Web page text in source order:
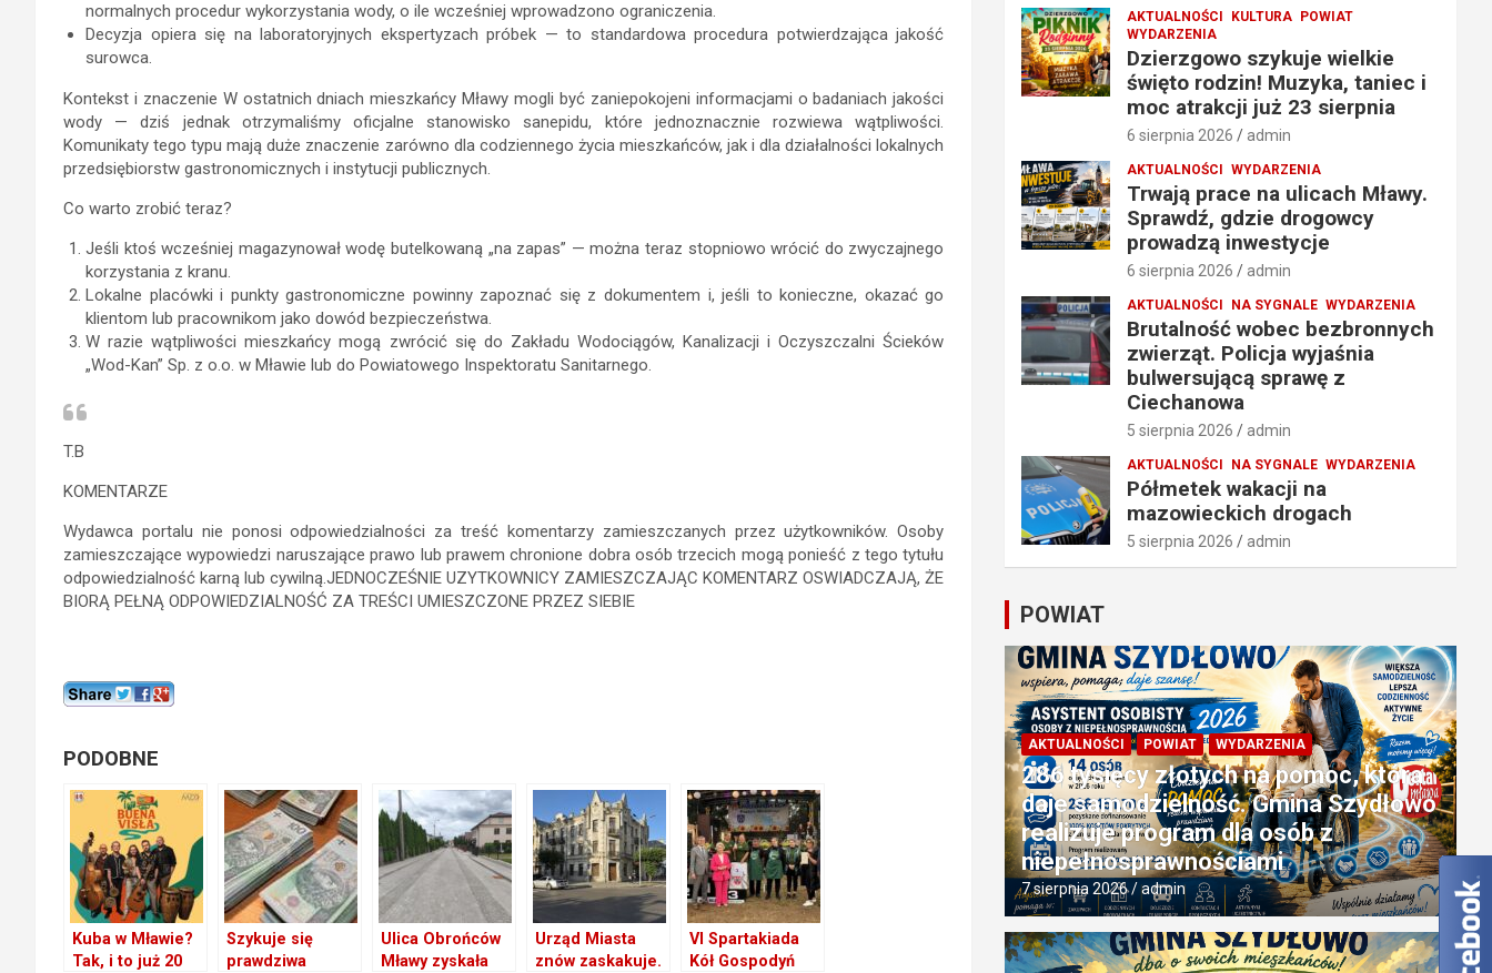
normalnych procedur wykorzystania wody, o ile wcześniej wprowadzono ograniczenia.
Decyzja opiera się na laboratoryjnych ekspertyzach próbek — to standardowa procedura potwierdzająca jakość
surowca.
Kontekst i znaczenie W ostatnich dniach mieszkańcy Mławy mogli być zaniepokojeni informacjami o badaniach jakości
wody — dziś jednak otrzymaliśmy oficjalne stanowisko sanepidu, które jednoznacznie rozwiewa wątpliwości.
Komunikaty tego typu mają duże znaczenie zarówno dla codziennego życia mieszkańców, jak i dla działalności lokalnych
przedsiębiorstw gastronomicznych i instytucji publicznych.
Co warto zrobić teraz?
Jeśli ktoś wcześniej magazynował wodę butelkowaną „na zapas” — można teraz stopniowo wrócić do zwyczajnego
korzystania z kranu.
Lokalne placówki i punkty gastronomiczne powinny zapoznać się z dokumentem i, jeśli to konieczne, okazać go
klientom lub pracownikom jako dowód bezpieczeństwa.
W razie wątpliwości mieszkańcy mogą zwrócić się do Zakładu Wodociągów, Kanalizacji i Oczyszczalni Ścieków
„Wod-Kan” Sp. z o.o. w Mławie lub do Powiatowego Inspektoratu Sanitarnego.
T.B
KOMENTARZE
Wydawca portalu nie ponosi odpowiedzialności za treść komentarzy zamieszczanych przez użytkowników. Osoby
zamieszczające wypowiedzi naruszające prawo lub prawem chronione dobra osób trzecich mogą ponieść z tego tytułu
odpowiedzialność karną lub cywilną.JEDNOCZEŚNIE UZYTKOWNICY ZAMIESZCZAJĄC KOMENTARZ OSWIADCZAJĄ, ŻE
BIORĄ PEŁNĄ ODPOWIEDZIALNOŚĆ ZA TREŚCI UMIESZCZONE PRZEZ SIEBIE
PODOBNE
Kuba w Mławie?
Tak, i to już 20
Szykuje się
prawdziwa
Ulica Obrońców
Mławy zyskała
Urząd Miasta
znów zaskakuje.
VI Spartakiada
Kół Gospodyń
AKTUALNOŚCI KULTURA
POWIAT
WYDARZENIA
Dzierzgowo szykuje wielkie
święto rodzin! Muzyka, taniec i
moc atrakcji już 23 sierpnia
6 sierpnia 2026 admin
AKTUALNOŚCI WYDARZENIA
Trwają prace na ulicach Mławy.
Sprawdź, gdzie drogowcy
prowadzą inwestycje
6 sierpnia 2026 admin
AKTUALNOŚCI NA SYGNALE WYDARZENIA
Brutalność wobec bezbronnych
zwierząt. Policja wyjaśnia
bulwersującą sprawę z
Ciechanowa
5 sierpnia 2026 admin
AKTUALNOŚCI NA SYGNALE WYDARZENIA
Półmetek wakacji na
mazowieckich drogach
5 sierpnia 2026 admin
POWIAT
AKTUALNOŚCI POWIAT WYDARZENIA
286 tysięcy złotych na pomoc, która
daje samodzielność. Gmina Szydłowo
realizuje program dla osób z
niepełnosprawnościami
7 sierpnia 2026 admin